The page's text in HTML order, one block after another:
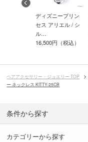
ディズニープリン
セス アリエル / シ
ル…
16,500円（税込）
ペアアクセサリー・ジュエリー TOP
ー ネックレス KITTY-25CB
条件から探す
カテゴリーから探す